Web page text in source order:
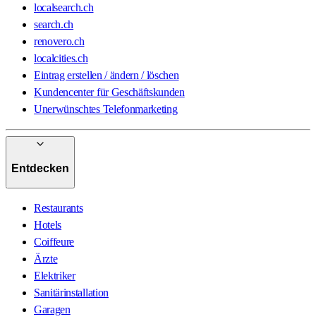
localsearch.ch
search.ch
renovero.ch
localcities.ch
Eintrag erstellen / ändern / löschen
Kundencenter für Geschäftskunden
Unerwünschtes Telefonmarketing
Entdecken
Restaurants
Hotels
Coiffeure
Ärzte
Elektriker
Sanitärinstallation
Garagen